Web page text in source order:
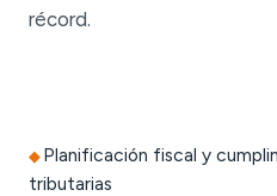
récord.
Planificación fiscal y
tributarias